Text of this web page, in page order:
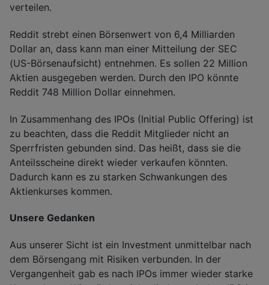
verteilen.
Reddit strebt einen Börsenwert von 6,4 Milliarden
Dollar an, dass kann man einer Mitteilung der SEC
(US-Börsenaufsicht) entnehmen. Es sollen 22 Million
Aktien ausgegeben werden. Durch den IPO könnte
Reddit 748 Million Dollar einnehmen.
In Zusammenhang des IPOs (Initial Public Offering) ist
zu beachten, dass die Reddit Mitglieder nicht an
Sperrfristen gebunden sind. Das heißt, dass sie die
Anteilsscheine direkt wieder verkaufen könnten.
Dadurch kann es zu starken Schwankungen des
Aktienkurses kommen.
Unsere Gedanken
Aus unserer Sicht ist ein Investment unmittelbar nach
dem Börsengang mit Risiken verbunden. In der
Vergangenheit gab es nach IPOs immer wieder starke